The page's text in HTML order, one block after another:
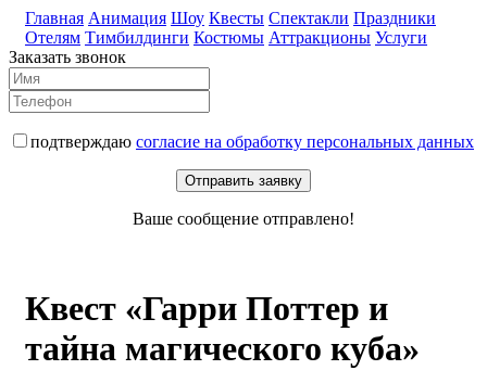
Главная Анимация Шоу Квесты Спектакли Праздники
Отелям Тимбилдинги Костюмы Аттракционы Услуги
Заказать звонок
подтверждаю согласие на обработку персональных данных
Отправить заявку
Ваше сообщение отправлено!
Квест «Гарри Поттер и
тайна магического куба»